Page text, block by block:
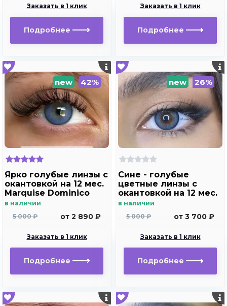
Заказать в 1 клик
Подробнее
Заказать в 1 клик
Подробнее
new 42%
Ярко голубые линзы c
окантовкой на 12 мес.
Marquise Dominico
blue
в наличии
5 000 ₽
от 2 890 ₽
Заказать в 1 клик
Подробнее
new 26%
Сине - голубые
цветные линзы c
окантовкой на 12 мес.
Marquise Manuel blue
в наличии
5 000 ₽
от 3 700 ₽
Заказать в 1 клик
Подробнее